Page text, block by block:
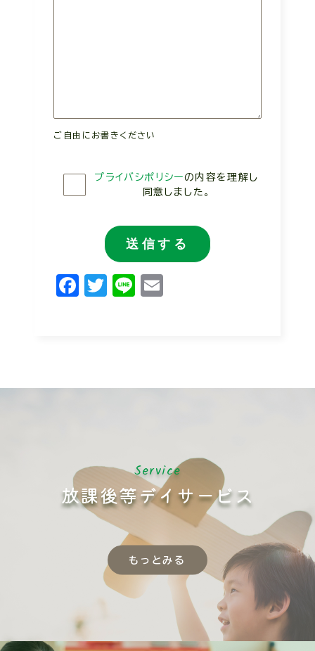
プライバシポリシーの内容を理解し
同意しました。
Facebook
Twitter
Line
Service
放課後等デイサービス
もっとみる